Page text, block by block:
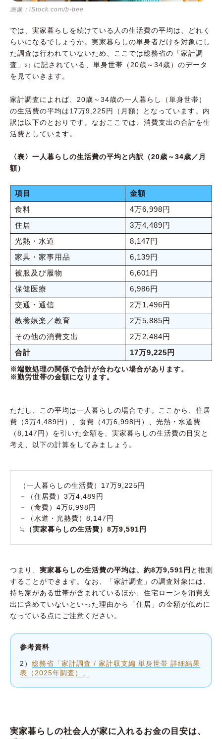
画像：iStock.com/b-bee
では、実家暮らしを続けている人の生活費の平均は、どれく
らいになるでしょうか。実家暮らしの単身者だけを対象にし
た調査は行われていないため、ここでは総務省の「家計調
査」
2） に記されている、単身世帯（20歳～34歳）のデータ
を見ていきます。
家計調査によれば、20歳～34歳の一人暮らし（単身世帯）
の生活費の平均は17万9,225円（月額）となっています。内
訳は以下のとおりです。なおここでは、消費支出の合計を生
活費としています。
〈表〉一人暮らしの生活費の平均と内訳（20歳～34歳／月
額）
項目
金額
食料
4万6,998円
住居
3万4,489円
光熱・水道
8,147円
家具・家事用品
6,139円
被服及び履物
6,601円
保健医療
6,986円
交通・通信
2万1,496円
教養娯楽／教育
2万5,885円
その他の消費支出
2万2,484円
合計
17万9,225円
※端数処理の関係で合計が合わない場合があります。
※勤労世帯の金額になります。
ただし、この平均は一人暮らしの場合です。ここから、住居
費（3万4,489円）、食費（4万6,998円）、光熱・水道費
（8,147円）を引いた金額を、実家暮らしの生活費の目安と
考え、以下の計算をしてみましょう。
（一人暮らしの生活費）17万9,225円
－（住居費）3万4,489円
－（食費）4万6,998円
－（水道・光熱費）8,147円
≒
（実家暮らしの生活費）8万9,591円
つまり、 実家暮らしの生活費の平均は、約8万9,591円 と推測
することができます。なお、「家計調査」の調査対象には、
持ち家がある世帯が含まれているほか、住宅ローンを消費支
出に含めていないといった理由から「住居」の金額が低めに
なっている点にご注意ください。
参考資料
2） 総務省「家計調査 / 家計収支編 単身世帯 詳細結果
表（2025年調査）」
実家暮らしの社会人が家に入れるお金の目安は、